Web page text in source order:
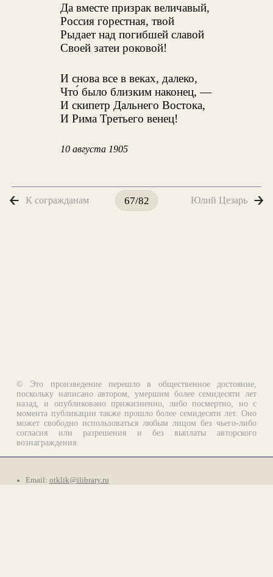
Да вместе призрак величавый,
Россия горестная, твой
Рыдает над погибшей славой
Своей затеи роковой!
И снова все в веках, далеко,
Что́ было близким наконец, —
И скипетр Дальнего Востока,
И Рима Третьего венец!
10 августа 1905
К согражданам 67/82 Юлий Цезарь
© Это произведение перешло в общественное достояние,
поскольку написано автором, умершим более семидесяти лет
назад, и опубликовано прижизненно, либо посмертно, но с
момента публикации также прошло более семидесяти лет. Оно
может свободно использоваться любым лицом без чьего-либо
согласия или разрешения и без выплаты авторского
вознаграждения.
Email: otklik@ilibrary.ru